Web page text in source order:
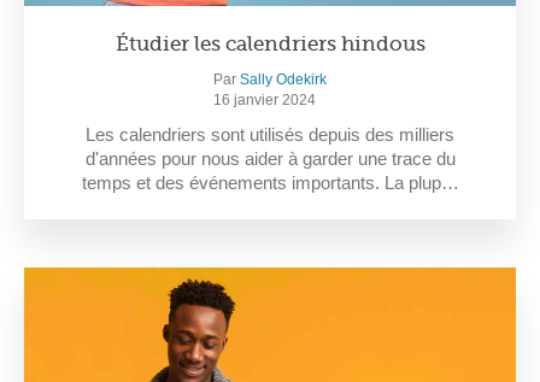
Étudier les calendriers hindous
Par Sally Odekirk
16 janvier 2024
Les calendriers sont utilisés depuis des milliers
d'années pour nous aider à garder une trace du
temps et des événements importants. La plup…